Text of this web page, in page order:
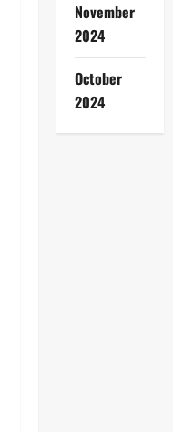
November
2024
October
2024